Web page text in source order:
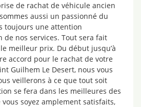
de rachat de véhicule ancien
aussi un passionné du
toujours une attention
de nos services. Tout sera fait
meilleur prix. Du début jusqu’à
accord pour le rachat de votre
Guilhem Le Desert, nous vous
veillerons à ce que tout soit
se fera dans les meilleures des
soyez amplement satisfaits,